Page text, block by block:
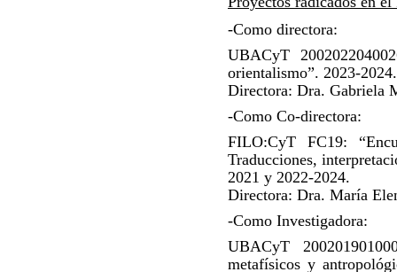
-Como directora:
UBACyT
orientalismo”. 2023-2024.
Directora: Dra. Gabriela
-Como Co-directora:
FILO:CyT FC19:
Traducciones,
2021 y 2022-2024.
Directora: Dra. María
-Como Investigadora:
UBACyT
metafísicos y